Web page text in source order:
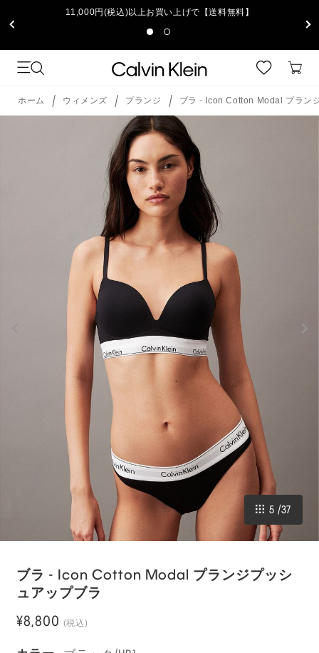
11,000円(税込)以上お買い上げで【送料無料】
ホーム ウィメンズ プランジ ブラ - Icon Cotton Modal プラン
5 /37
ブラ - Icon Cotton Modal プランジプッシ
ュアップブラ
¥8,800 (税込)